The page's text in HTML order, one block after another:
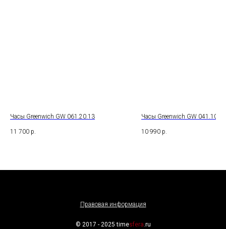
Часы Greenwich GW 061.20.13
11 700 р.
Часы Greenwich GW 041.10.31
10 990 р.
Правовая информация
© 2017 - 2025 timesfera.ru